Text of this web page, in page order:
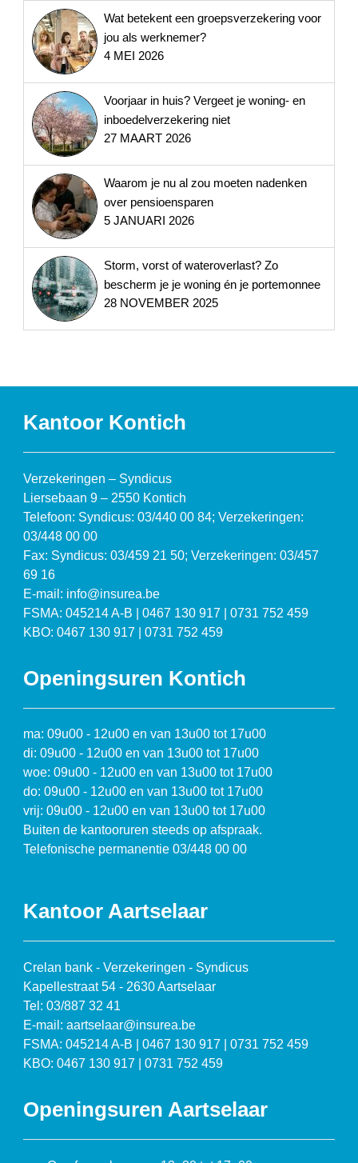
Wat betekent een groepsverzekering voor
jou als werknemer?
4 MEI 2026
Voorjaar in huis? Vergeet je woning- en
inboedelverzekering niet
27 MAART 2026
Waarom je nu al zou moeten nadenken
over pensioensparen
5 JANUARI 2026
Storm, vorst of wateroverlast? Zo
bescherm je je woning én je portemonnee
28 NOVEMBER 2025
Kantoor Kontich
Verzekeringen – Syndicus
Liersebaan 9 – 2550 Kontich
Telefoon: Syndicus: 03/440 00 84; Verzekeringen:
03/448 00 00
Fax: Syndicus: 03/459 21 50; Verzekeringen: 03/457
69 16
E-mail: info@insurea.be
FSMA: 045214 A-B | 0467 130 917 | 0731 752 459
KBO: 0467 130 917 | 0731 752 459
Openingsuren Kontich
ma: 09u00 - 12u00 en van 13u00 tot 17u00
di: 09u00 - 12u00 en van 13u00 tot 17u00
woe: 09u00 - 12u00 en van 13u00 tot 17u00
do: 09u00 - 12u00 en van 13u00 tot 17u00
vrij: 09u00 - 12u00 en van 13u00 tot 17u00
Buiten de kantooruren steeds op afspraak.
Telefonische permanentie 03/448 00 00
Kantoor Aartselaar
Crelan bank - Verzekeringen - Syndicus
Kapellestraat 54 - 2630 Aartselaar
Tel: 03/887 32 41
E-mail: aartselaar@insurea.be
FSMA: 045214 A-B | 0467 130 917 | 0731 752 459
KBO: 0467 130 917 | 0731 752 459
Openingsuren Aartselaar